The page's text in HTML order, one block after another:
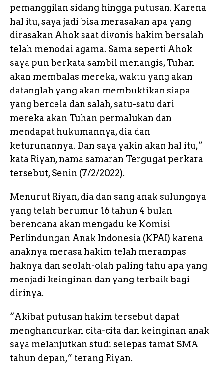
pemanggilan sidang hingga putusan. Karena
hal itu, saya jadi bisa merasakan apa yang
dirasakan Ahok saat divonis hakim bersalah
telah menodai agama. Sama seperti Ahok
saya pun berkata sambil menangis, Tuhan
akan membalas mereka, waktu yang akan
datanglah yang akan membuktikan siapa
yang bercela dan salah, satu-satu dari
mereka akan Tuhan permalukan dan
mendapat hukumannya, dia dan
keturunannya. Dan saya yakin akan hal itu,”
kata Riyan, nama samaran Tergugat perkara
tersebut, Senin (7/2/2022).
Menurut Riyan, dia dan sang anak sulungnya
yang telah berumur 16 tahun 4 bulan
berencana akan mengadu ke Komisi
Perlindungan Anak Indonesia (KPAI) karena
anaknya merasa hakim telah merampas
haknya dan seolah-olah paling tahu apa yang
menjadi keinginan dan yang terbaik bagi
dirinya.
“Akibat putusan hakim tersebut dapat
menghancurkan cita-cita dan keinginan anak
saya melanjutkan studi selepas tamat SMA
tahun depan,” terang Riyan.